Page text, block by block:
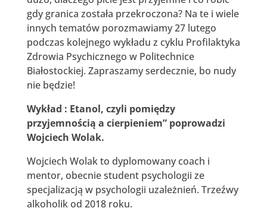
gdy granica została przekroczona? Na te i wiele
innych tematów porozmawiamy 27 lutego
podczas kolejnego wykładu z cyklu Profilaktyka
Zdrowia Psychicznego w Politechnice
Białostockiej. Zapraszamy serdecznie, bo nudy
nie będzie!
Wykład : Etanol, czyli pomiędzy
przyjemnością a cierpieniem” poprowadzi
Wojciech Wolak.
Wojciech Wolak to dyplomowany coach i
mentor, obecnie student psychologii ze
specjalizacją w psychologii uzależnień. Trzeźwy
alkoholik od 2018 roku.